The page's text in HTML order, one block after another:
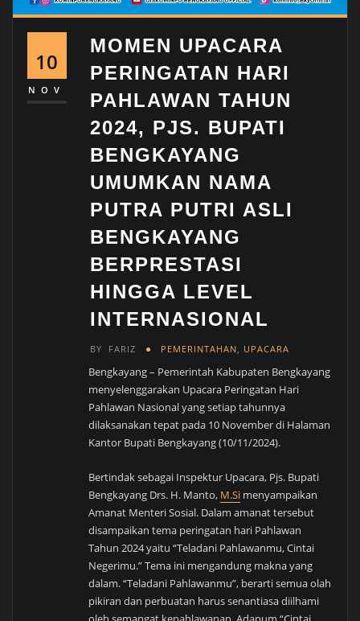
10
NOV
MOMEN UPACARA
PERINGATAN HARI
PAHLAWAN TAHUN
2024, PJS. BUPATI
BENGKAYANG
UMUMKAN NAMA
PUTRA PUTRI ASLI
BENGKAYANG
BERPRESTASI
HINGGA LEVEL
INTERNASIONAL
BY FARIZ PEMERINTAHAN, UPACARA
Bengkayang – Pemerintah Kabupaten Bengkayang
menyelenggarakan Upacara Peringatan Hari
Pahlawan Nasional yang setiap tahunnya
dilaksanakan tepat pada 10 November di Halaman
Kantor Bupati Bengkayang (10/11/2024).
Bertindak sebagai Inspektur Upacara, Pjs. Bupati
Bengkayang Drs. H. Manto, M.Si menyampaikan
Amanat Menteri Sosial. Dalam amanat tersebut
disampaikan tema peringatan hari Pahlawan
Tahun 2024 yaitu “Teladani Pahlawanmu, Cintai
Negerimu.” Tema ini mengandung makna yang
dalam. “Teladani Pahlawanmu”, berarti semua olah
pikiran dan perbuatan harus senantiasa diilhami